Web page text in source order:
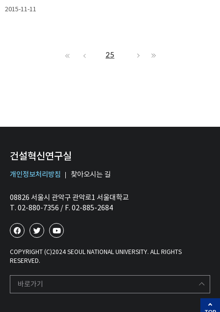
2015-11-11
25
건설혁신연구실
개인정보처리방침 찾아오시는 길
08826 서울시 관악구 관악로1 서울대학교
T. 02-880-7356 / F. 02-885-2684
COPYRIGHT (C)2024 SEOUL NATIONAL UNIVERSITY. ALL RIGHTS
RESERVED.
바로가기